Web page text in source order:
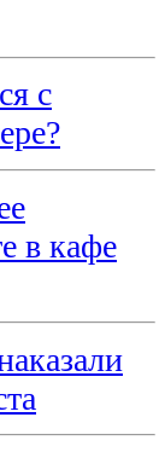
с
в кафе